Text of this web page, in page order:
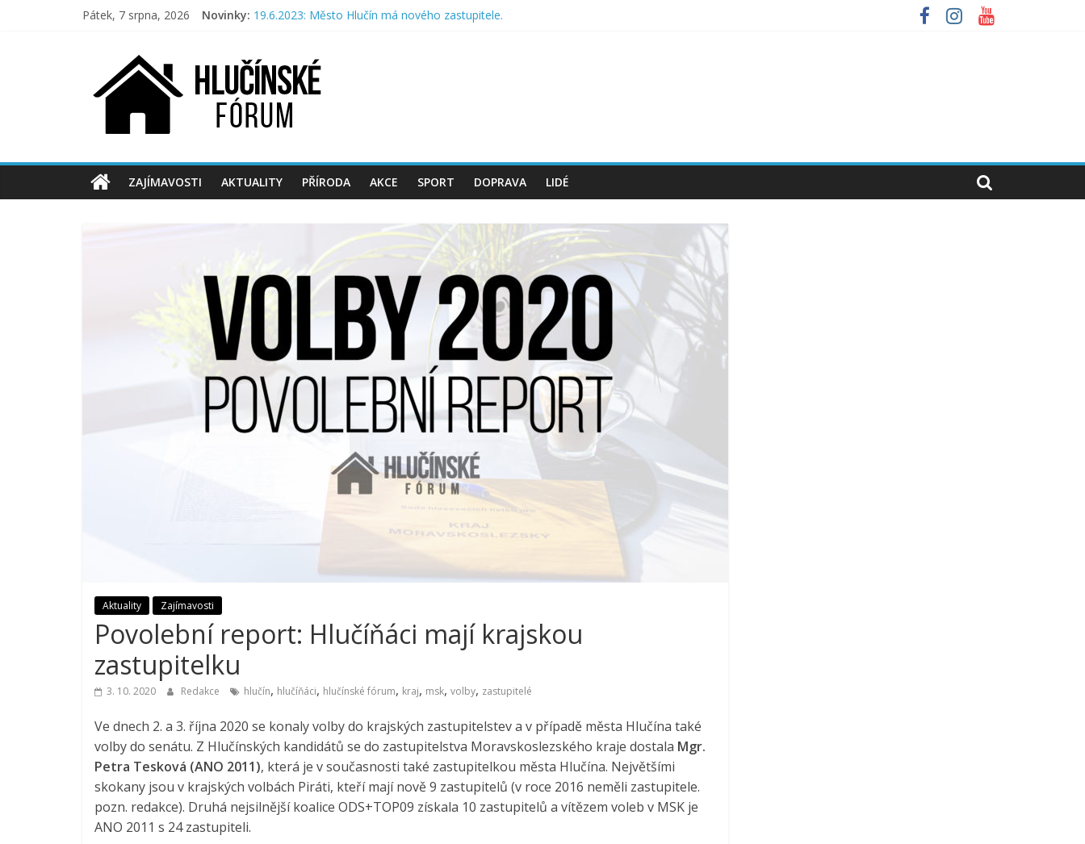
Pátek, 7 srpna, 2026 Novinky: 19.6.2023: Město Hlučín má nového zastupitele.
Příroda na Hlučínsku může být pestřejší
Aktivní Hlučíňáci pomáhají přírodě na Hlučínsku
Hlučínské
fórum
fórum
pro
občany
ZAJÍMAVOSTI AKTUALITY PŘÍRODA AKCE SPORT DOPRAVA LIDÉ
Aktuality Zajímavosti
Povolební report: Hlučíňáci mají krajskou
zastupitelku
3. 10. 2020 Redakce hlučín, hlučíňáci, hlučínské fórum, kraj, msk, volby, zastupitelé
Ve dnech 2. a 3. října 2020 se konaly volby do krajských zastupitelstev a v případě města Hlučína také
volby do senátu. Z Hlučínských kandidátů se do zastupitelstva Moravskoslezského kraje dostala Mgr.
Petra Tesková (ANO 2011), která je v současnosti také zastupitelkou města Hlučína. Největšími
skokany jsou v krajských volbách Piráti, kteří mají nově 9 zastupitelů (v roce 2016 neměli zastupitele.
pozn. redakce). Druhá nejsilnější koalice ODS+TOP09 získala 10 zastupitelů a vítězem voleb v MSK je
ANO 2011 s 24 zastupiteli.